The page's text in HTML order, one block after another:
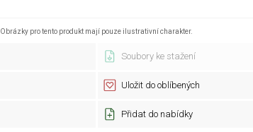
Obrázky pro tento produkt mají pouze ilustrativní charakter.
Soubory ke stažení
Uložit do oblíbených
Přidat do nabídky